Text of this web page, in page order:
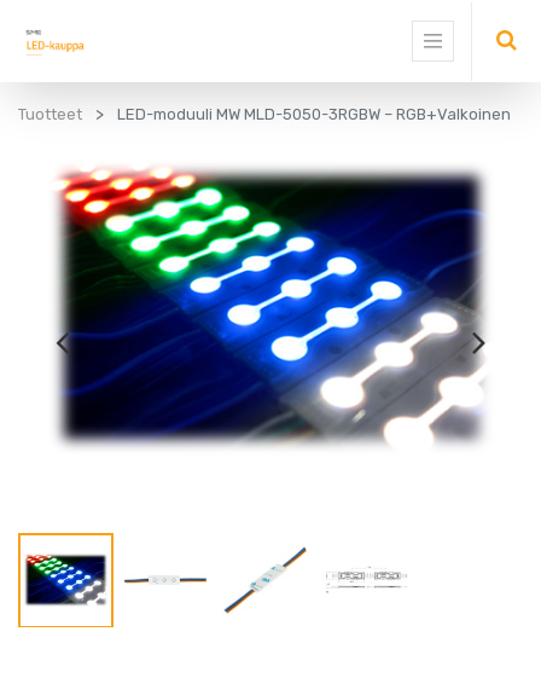
Tuotteet LED-moduuli MW MLD-5050-3RGBW – RGB+Valkoinen